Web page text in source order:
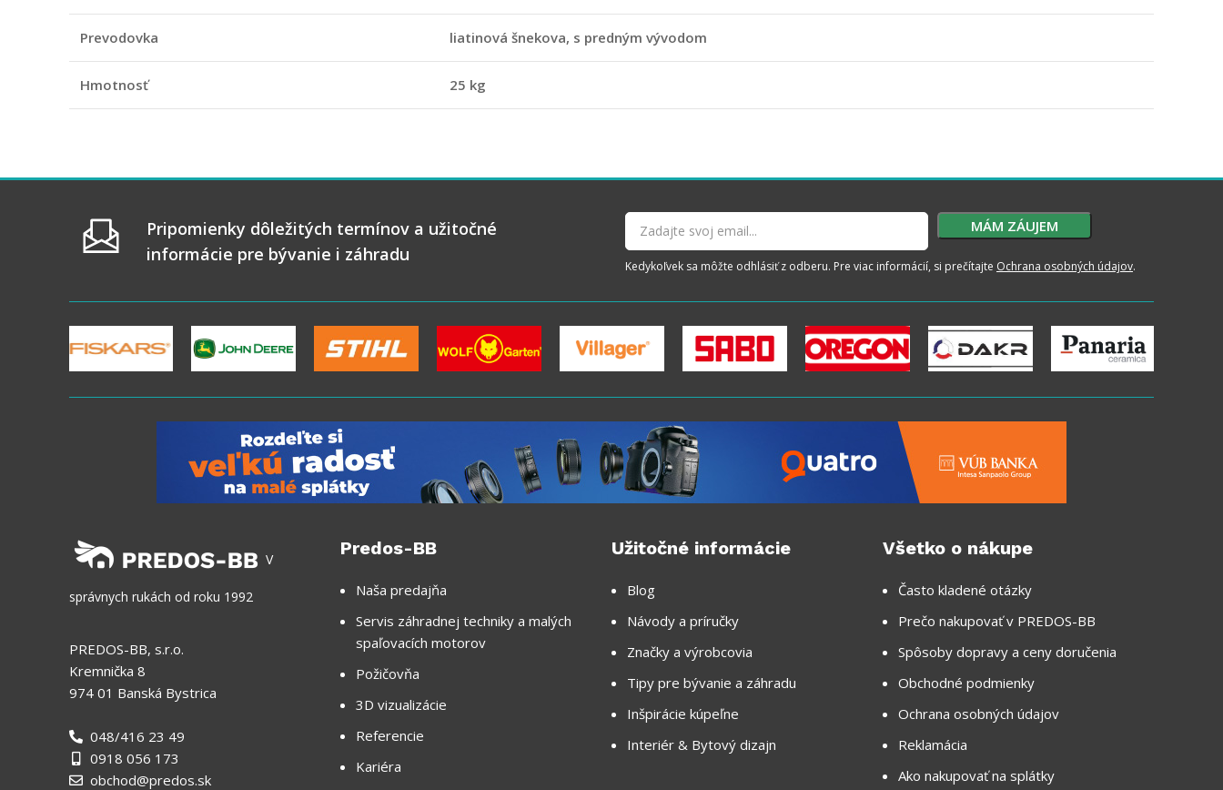
Prevodovka liatinová šnekova, s predným vývodom
Hmotnosť 25 kg
Pripomienky dôležitých termínov a užitočné
informácie pre bývanie i záhradu
Kedykoľvek sa môžte odhlásiť z odberu. Pre viac informácií, si prečítajte Ochrana osobných údajov.
V
správnych rukách od roku 1992
PREDOS-BB, s.r.o.
Kremnička 8
974 01 Banská Bystrica
048/416 23 49
0918 056 173
obchod@predos.sk
Predos-BB
Naša predajňa
Servis záhradnej techniky a malých
spaľovacích motorov
Požičovňa
3D vizualizácie
Referencie
Kariéra
Užitočné informácie
Blog
Návody a príručky
Značky a výrobcovia
Tipy pre bývanie a záhradu
Inšpirácie kúpeľne
Interiér & Bytový dizajn
Všetko o nákupe
Často kladené otázky
Prečo nakupovať v PREDOS-BB
Spôsoby dopravy a ceny doručenia
Obchodné podmienky
Ochrana osobných údajov
Reklamácia
Ako nakupovať na splátky